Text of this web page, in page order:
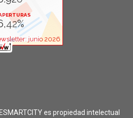
es propiedad intelectual